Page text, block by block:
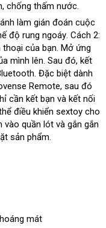
đăng
ký
, chống thấm nước.
làm gián đoán cuộc
độ rung ngoáynhập
hàng
. Cách 2:
thoại xuất
khẩu
của bạntrung
tâm
. Mở ứng
mình lêncửa
hàng
. Sau đóthống
kê
, kết
cung
cấp
. hướng
dẫn
Đặc biệt dành
Remotelừa
đảo
, sau đó
cần kết bạn và kết nối
điều khiển sextoy cho
vào quần lót và gắn gắn
sản phẩm.
mát